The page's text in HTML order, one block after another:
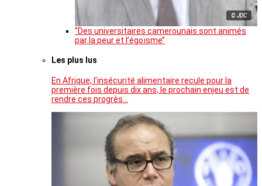
© JDC
‘’Des universitaires camerounais sont animés
par la peur et l’égoïsme’’
Les plus lus
En Afrique, l’insécurité alimentaire recule pour la
première fois depuis dix ans, le prochain enjeu est de
rendre ces progrès…